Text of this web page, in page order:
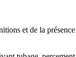
et de la